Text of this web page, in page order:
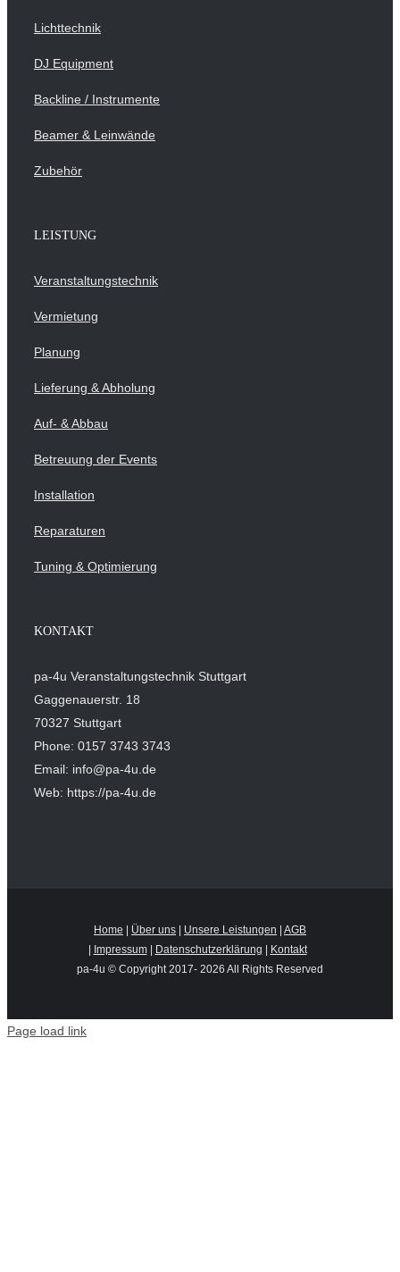
Lichttechnik
DJ Equipment
Backline / Instrumente
Beamer & Leinwände
Zubehör
LEISTUNG
Veranstaltungstechnik
Vermietung
Planung
Lieferung & Abholung
Auf- & Abbau
Betreuung der Events
Installation
Reparaturen
Tuning & Optimierung
KONTAKT
pa-4u Veranstaltungstechnik Stuttgart
Gaggenauerstr. 18
70327 Stuttgart
Phone: 0157 3743 3743
Email: info@pa-4u.de
Web: https://pa-4u.de
Home Über uns Unsere Leistungen
AGB
Impressum| Datenschutzerklärung
Kontakt
pa-4u © Copyright 2017- 2026 All Rights Reserved
Page load link